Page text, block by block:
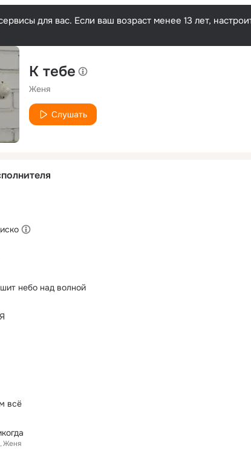
для вас. Если ваш возраст менее 13 лет,
К тебе
Женя
Слушать
небо над волной
всё
Женя